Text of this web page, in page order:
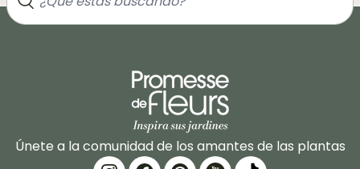
Únete a la comunidad de los amantes de las plantas